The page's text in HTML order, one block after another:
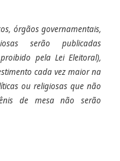
órgãos governamentais,
serão publicadas
pela Lei Eleitoral),
cada vez maior na
ou religiosas que não
de mesa não serão